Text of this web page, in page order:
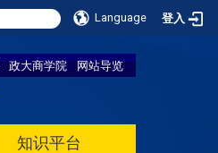
Language 登入
政大商学院
网站导览
知识平台